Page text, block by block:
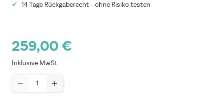
✔ 14 Tage Rückgaberecht – ohne Risiko testen
259,00 €
Inklusive MwSt.